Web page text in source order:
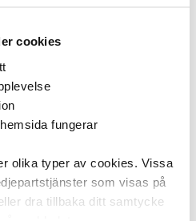
cookies
fungerar
olika typer av cookies. Vissa
som visas på
dra tillbaka ditt samtycke